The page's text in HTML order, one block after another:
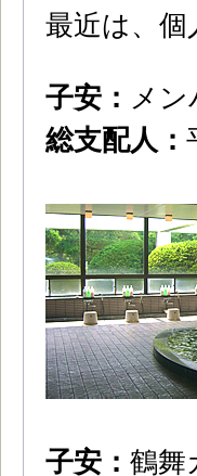
最近は、
子安： メ
総支配人：
子安： 鶴舞